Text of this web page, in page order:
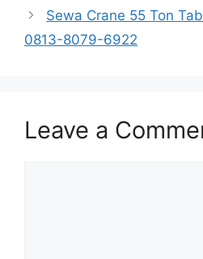
Sewa Crane 55 Ton
0813-8079-6922
Leave a